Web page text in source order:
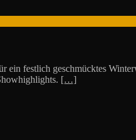
festlich geschmücktes
[…]